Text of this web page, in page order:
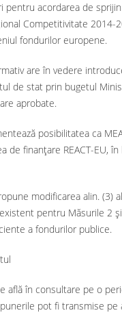
pentru acordarea de
Competitivitate
fondurilor europene.
are în vedere
de stat prin bugetul
aprobate.
posibilitatea ca
de finanțare REACT-EU,
modificarea alin.
pentru Măsurile 2
a fondurilor publice.
află în consultare pe o
pot fi transmise pe